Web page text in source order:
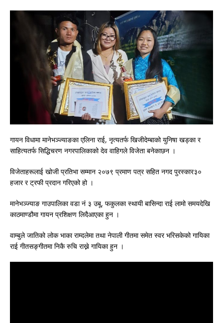
गायन विधामा मानेभञ्ज्याङका एलिना राई, नृत्यतर्फ खिजीदेम्बाको युनिषा खड्का र
साहित्यतर्फ सिद्धिचरण नगरपालिकाको देव वाहिगले विजेता बनेकाछन ।
विजेताहरूलाई खोजी प्रतिभा सम्मान २०७९ प्रमाण पत्र सहित नगद पुरस्कार३०
हजार र ट्रफी प्रदान गरिएको हो ।
मानेभञ्ज्याङ गाउपालिका वडा नं ३ उबू, फकुलका स्थायी बासिन्दा राई लामो समयदेखि
काठमाण्डौमा गायन प्रशिक्षण लिदैआएका हुन ।
वाम्बुले जातिको लोक भाका राम्दलेमा तथा नेपाली गीतमा समेत स्वर भरिसकेको गायिका
राई गीतसङ्गीतमा निकै रुचि राख्ने गायिका हुन ।